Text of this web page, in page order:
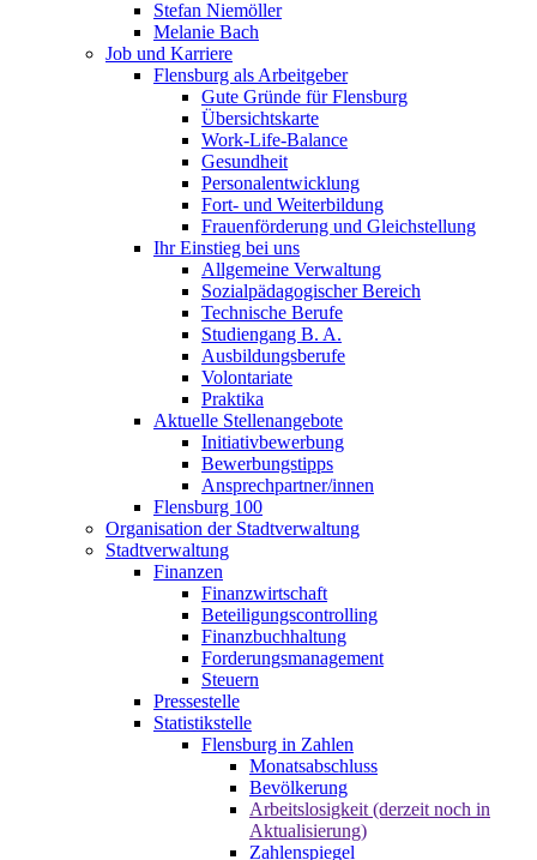
Stefan Niemöller
Melanie Bach
Job und Karriere
Flensburg als Arbeitgeber
Gute Gründe für Flensburg
Übersichtskarte
Work-Life-Balance
Gesundheit
Personalentwicklung
Fort- und Weiterbildung
Frauenförderung und Gleichstellung
Ihr Einstieg bei uns
Allgemeine Verwaltung
Sozialpädagogischer Bereich
Technische Berufe
Studiengang B. A.
Ausbildungsberufe
Volontariate
Praktika
Aktuelle Stellenangebote
Initiativbewerbung
Bewerbungstipps
Ansprechpartner/innen
Flensburg 100
Organisation der Stadtverwaltung
Stadtverwaltung
Finanzen
Finanzwirtschaft
Beteiligungscontrolling
Finanzbuchhaltung
Forderungsmanagement
Steuern
Pressestelle
Statistikstelle
Flensburg in Zahlen
Monatsabschluss
Bevölkerung
Arbeitslosigkeit (derzeit noch in
Aktualisierung)
Zahlenspiegel